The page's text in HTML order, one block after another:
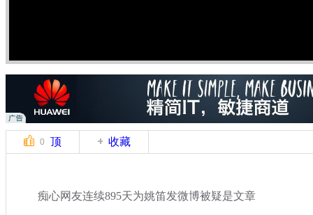
0 顶 收藏
痴心网友连续895天为姚笛发微博被疑是文章